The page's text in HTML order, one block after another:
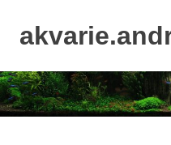
content